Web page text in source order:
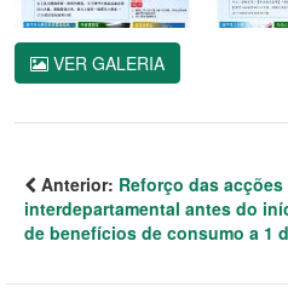
VER GALERIA
Anterior: Reforço das
interdepartamental antes do
de benefícios de consumo a 1